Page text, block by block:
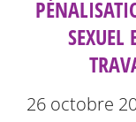
SEXUEL
26 octobre